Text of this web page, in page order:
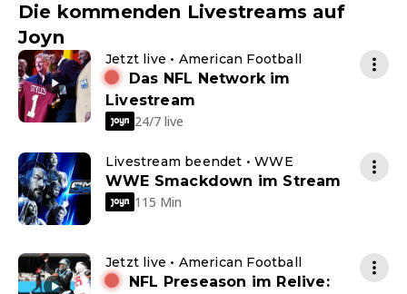
Die kommenden Livestreams auf
Joyn
Jetzt live • American Football
Das NFL Network im
Livestream
24/7 live
Livestream beendet • WWE
WWE Smackdown im Stream
115 Min
Jetzt live • American Football
NFL Preseason im Relive: